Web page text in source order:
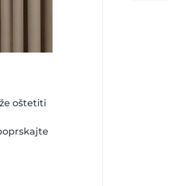
oštetiti